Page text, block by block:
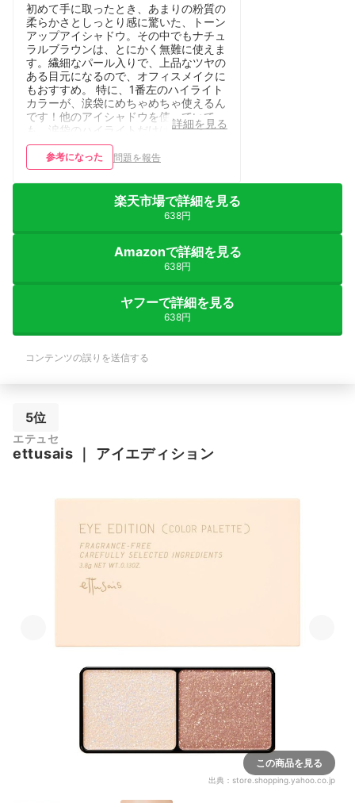
初めて手に取ったとき、あまりの粉質の
柔らかさとしっとり感に驚いた、トーン
アップアイシャドウ。その中でもナチュ
ラルブラウンは、とにかく無難に使えま
す。繊細なパール入りで、上品なツヤの
ある目元になるので、オフィスメイクに
もおすすめ。 特に、1番左のハイライト
カラーが、涙袋にめちゃめちゃ使えるん
です！他のアイシャドウを使っていて
も、涙袋のハイライトだけはこのアイシ
ャドウを使うくらい。 ほんのりベージ
ュなので、きちんと肌に馴染むし、細か
いパール感がぷっくりきれいな涙袋に見
せてくれます。涙袋ハイライト難民の
方！ぜひ使ってみてください！
詳細を見る
参考になった 問題を報告
楽天市場で詳細を見る
638円
Amazonで詳細を見る
638円
ヤフーで詳細を見る
638円
コンテンツの誤りを送信する
5位
エテュセ
ettusais ｜ アイエディション
この商品を見る
出典： store.shopping.yahoo.co.jp